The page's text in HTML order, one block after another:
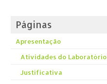
Páginas
Apresentação
Atividades do Laboratório
Justificativa